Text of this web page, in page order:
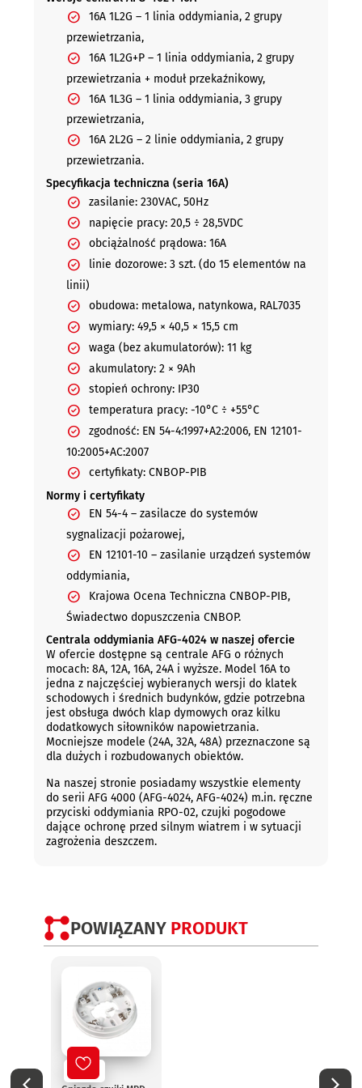
16A 1L2G – 1 linia oddymiania, 2 grupy
przewietrzania,
16A 1L2G+P – 1 linia oddymiania, 2 grupy
przewietrzania + moduł przekaźnikowy,
16A 1L3G – 1 linia oddymiania, 3 grupy
przewietrzania,
16A 2L2G – 2 linie oddymiania, 2 grupy
przewietrzania.
Specyfikacja techniczna (seria 16A)
zasilanie: 230VAC, 50Hz
napięcie pracy: 20,5 ÷ 28,5VDC
obciążalność prądowa: 16A
linie dozorowe: 3 szt. (do 15 elementów na
linii)
obudowa: metalowa, natynkowa, RAL7035
wymiary: 49,5 × 40,5 × 15,5 cm
waga (bez akumulatorów): 11 kg
akumulatory: 2 × 9Ah
stopień ochrony: IP30
temperatura pracy: -10°C ÷ +55°C
zgodność: EN 54-4:1997+A2:2006, EN 12101-
10:2005+AC:2007
certyfikaty: CNBOP-PIB
Normy i certyfikaty
EN 54-4 – zasilacze do systemów
sygnalizacji pożarowej,
EN 12101-10 – zasilanie urządzeń systemów
oddymiania,
Krajowa Ocena Techniczna CNBOP-PIB,
Świadectwo dopuszczenia CNBOP.
Centrala oddymiania AFG-4024 w naszej ofercie
W ofercie dostępne są centrale AFG o różnych
mocach: 8A, 12A, 16A, 24A i wyższe. Model 16A to
jedna z najczęściej wybieranych wersji do klatek
schodowych i średnich budynków, gdzie potrzebna
jest obsługa dwóch klap dymowych oraz kilku
dodatkowych siłowników napowietrzania.
Mocniejsze modele (24A, 32A, 48A) przeznaczone są
dla dużych i rozbudowanych obiektów.
Na naszej stronie posiadamy wszystkie elementy
do serii AFG 4000 (AFG-4024, AFG-4024) m.in. ręczne
przyciski oddymiania RPO-02, czujki pogodowe
dające ochronę przed silnym wiatrem i w sytuacji
zagrożenia deszczem.
POWIĄZANY PRODUKT
Nowy